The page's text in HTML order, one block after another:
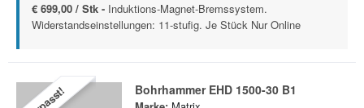
€ 699,00 / Stk - Induktions-Magnet-Bremssystem.
Widerstandseinstellungen: 11-stufig. Je Stück Nur Online
Bohrhammer EHD 1500-30 B1